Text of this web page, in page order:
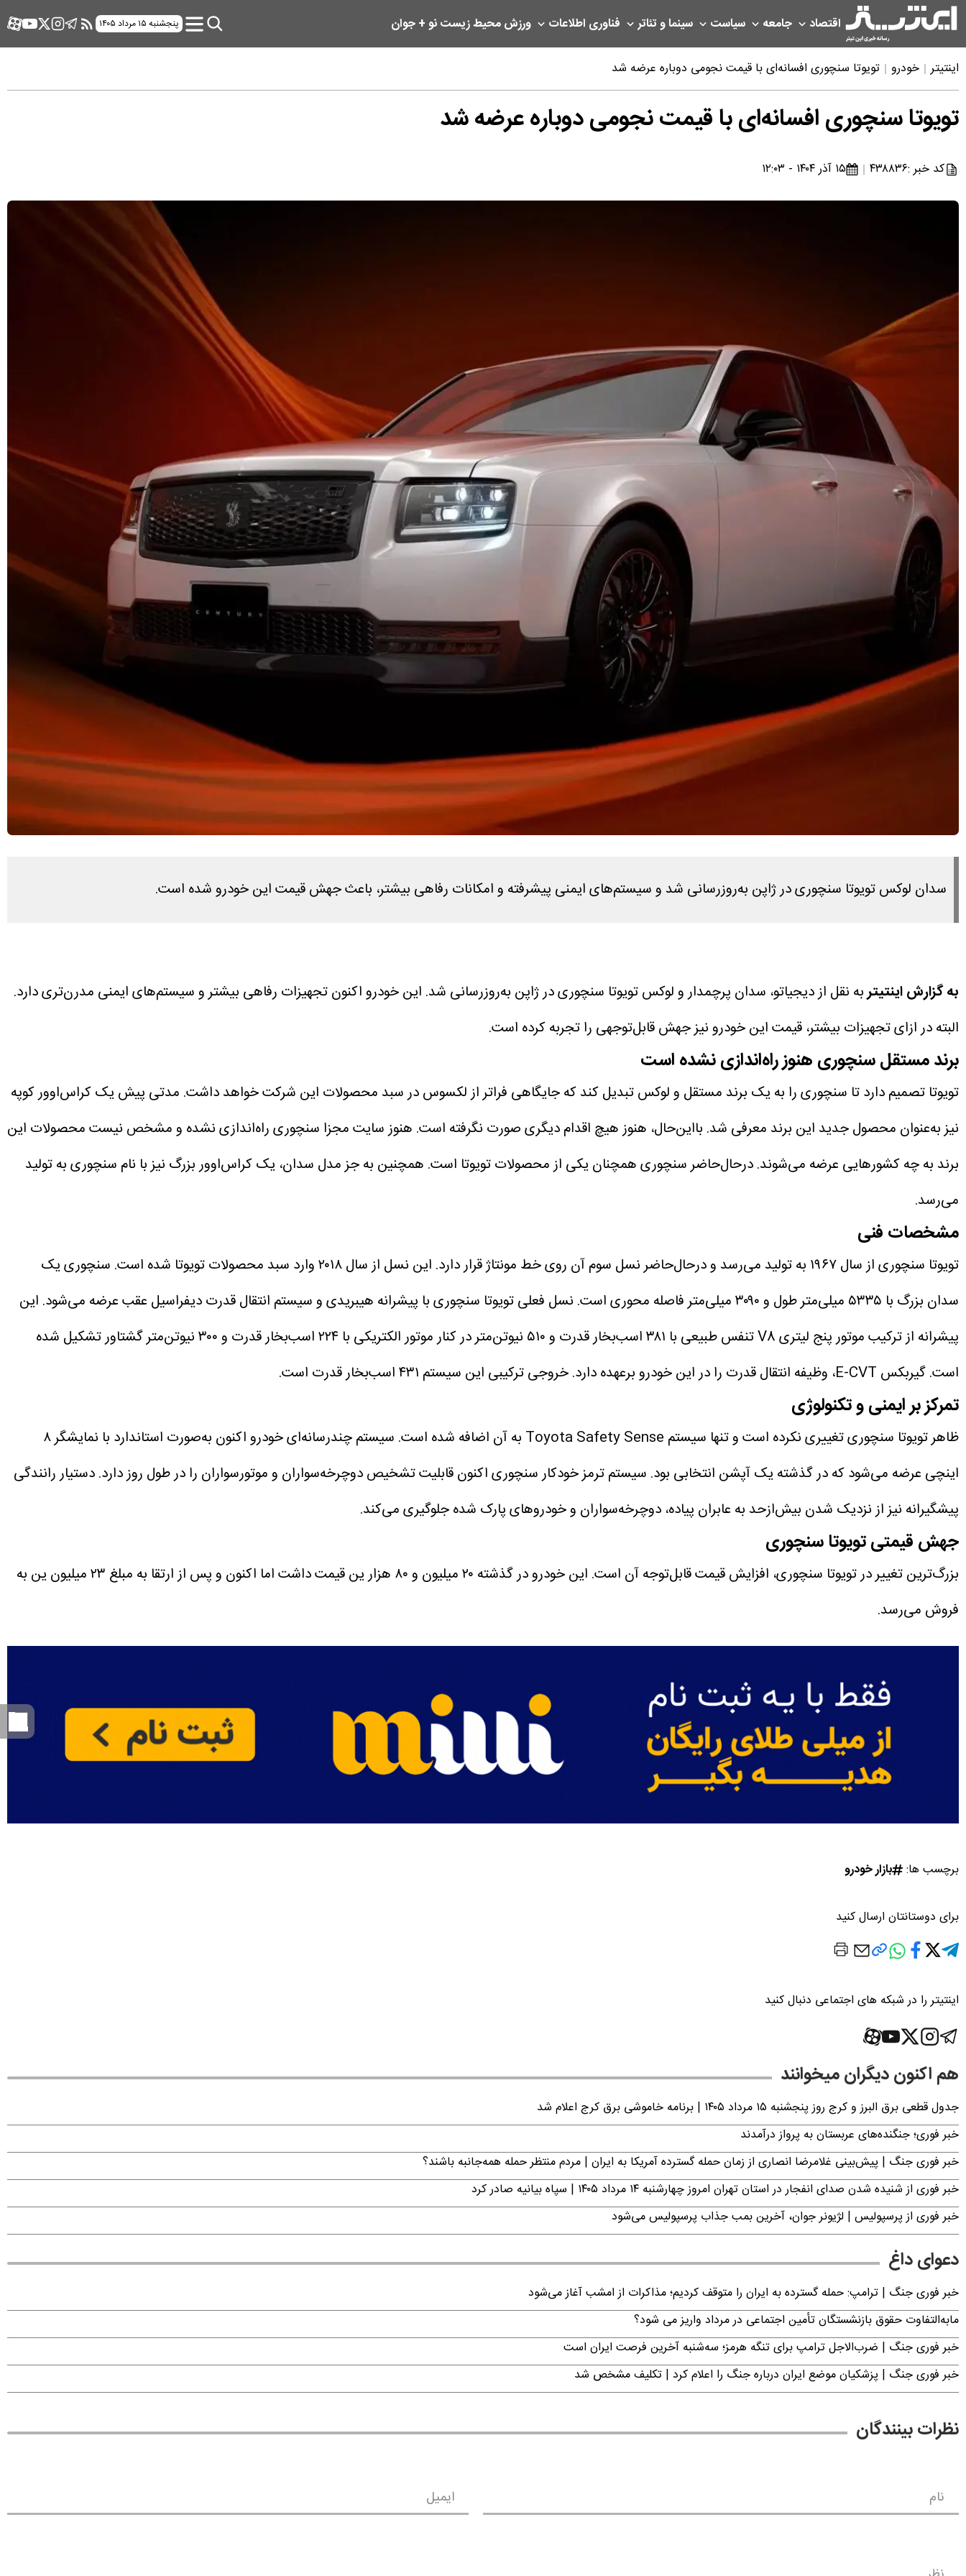
اقتصاد جامعه سیاست سینما و تئاتر فناوری اطلاعات ورزشمحیط زیستنو + جوان پنجشنبه ۱۵ مرداد ۱۴۰۵
اینتیتر خودرو تویوتا سنچوری افسانه‌ای با قیمت نجومی دوباره عرضه شد
تویوتا سنچوری افسانه‌ای با قیمت نجومی دوباره عرضه شد
کد خبر :۴۳۸۸۳۶ ۱۵ آذر ۱۴۰۴ - ۱۲:۰۳
سدان لوکس تویوتا سنچوری در ژاپن به‌روزرسانی شد و سیستم‌های ایمنی پیشرفته و امکانات رفاهی بیشتر، باعث جهش قیمت این خودرو شده است.
به گزارش اینتیتربه نقل از دیجیاتو، سدان پرچمدار و لوکس تویوتا سنچوری در ژاپن به‌روزرسانی شد. این خودرو اکنون تجهیزات رفاهی بیشتر و سیستم‌های ایمنی مدرن‌تری دارد.
البته در ازای تجهیزات بیشتر، قیمت این خودرو نیز جهش قابل‌توجهی را تجربه کرده است.
برند مستقل سنچوری هنوز راه‌اندازی نشده است
تویوتا تصمیم دارد تا سنچوری را به یک برند مستقل و لوکس تبدیل کند که جایگاهی فراتر از لکسوس در سبد محصولات این شرکت خواهد داشت. مدتی پیش یک کراس‌اوور کوپه
نیز به‌عنوان محصول جدید این برند معرفی شد. بااین‌حال، هنوز هیچ اقدام دیگری صورت نگرفته است. هنوز سایت مجزا سنچوری راه‌اندازی نشده و مشخص نیست محصولات این
برند به چه کشورهایی عرضه می‌شوند. درحال‌حاضر سنچوری همچنان یکی از محصولات تویوتا است. همچنین به جز مدل سدان، یک کراس‌اوور بزرگ نیز با نام سنچوری به تولید
می‌رسد.
مشخصات فنی
تویوتا سنچوری از سال ۱۹۶۷ به تولید می‌رسد و درحال‌حاضر نسل سوم آن روی خط مونتاژ قرار دارد. این نسل از سال ۲۰۱۸ وارد سبد محصولات تویوتا شده است. سنچوری یک
سدان بزرگ با ۵۳۳۵ میلی‌متر طول و ۳۰۹۰ میلی‌متر فاصله محوری است.
نسل فعلی تویوتا سنچوری با پیشرانه هیبریدی و سیستم انتقال قدرت دیفراسیل عقب عرضه می‌شود. این
پیشرانه از ترکیب موتور پنج لیتری V8 تنفس طبیعی با ۳۸۱ اسب‌بخار قدرت و ۵۱۰ نیوتن‌متر در کنار موتور الکتریکی با ۲۲۴ اسب‌بخار قدرت و ۳۰۰ نیوتن‌متر گشتاور تشکیل شده
است. گیربکس E-CVT، وظیفه انتقال قدرت را در این خودرو برعهده دارد. خروجی ترکیبی این سیستم ۴۳۱ اسب‌بخار قدرت است.
تمرکز بر ایمنی و تکنولوژی
ظاهر تویوتا سنچوری تغییری نکرده است و تنها سیستم Toyota Safety Sense به آن اضافه شده است. سیستم چندرسانه‌ای خودرو اکنون به‌صورت استاندارد با نمایشگر ۸
اینچی عرضه می‌شود که در گذشته یک آپشن انتخابی بود. سیستم ترمز خودکار سنچوری اکنون قابلیت تشخیص دوچرخه‌سواران و موتورسواران را در طول روز دارد. دستیار رانندگی
پیشگیرانه نیز از نزدیک شدن بیش‌ازحد به عابران پیاده، دوچرخه‌سواران و خودروهای پارک شده جلوگیری می‌کند.
جهش قیمتی تویوتا سنچوری
بزرگ‌ترین تغییر در تویوتا سنچوری، افزایش قیمت قابل‌توجه آن است. این خودرو در گذشته ۲۰ میلیون و ۸۰ هزار ین قیمت داشت اما اکنون و پس از ارتقا به مبلغ ۲۳ میلیون ین به
فروش می‌رسد.
برچسب ها: بازار خودرو
برای دوستانتان ارسال کنید
اینتیتر را در شبکه های اجتماعی دنبال کنید
هم اکنون دیگران میخوانند
جدول قطعی برق البرز و کرج روز پنجشنبه ۱۵ مرداد ۱۴۰۵ | برنامه خاموشی برق کرج اعلام شد
خبر فوری؛ جنگنده‌های عربستان به پرواز درآمدند
خبر فوری جنگ | پیش‌بینی غلامرضا انصاری از زمان حمله گسترده آمریکا به ایران | مردم منتظر حمله همه‌جانبه باشند؟
خبر فوری از شنیده شدن صدای انفجار در استان تهران امروز چهارشنبه ۱۴ مرداد ۱۴۰۵ | سپاه بیانیه صادر کرد
خبر فوری از پرسپولیس | لژیونر جوان، آخرین بمب جذاب پرسپولیس می‌شود
دعوای داغ
خبر فوری جنگ | ترامپ: حمله گسترده به ایران را متوقف کردیم؛ مذاکرات از امشب آغاز می‌شود
مابه‌التفاوت حقوق بازنشستگان تأمین اجتماعی در مرداد واریز می شود؟
خبر فوری جنگ | ضرب‌الاجل ترامپ برای تنگه هرمز؛ سه‌شنبه آخرین فرصت ایران است
خبر فوری جنگ | پزشکیان موضع ایران درباره جنگ را اعلام کرد | تکلیف مشخص شد
نظرات بینندگان
نام ایمیل